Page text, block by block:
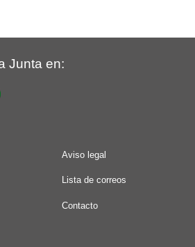
Junta en:
Aviso legal
Lista de correos
Contacto